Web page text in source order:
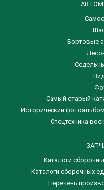
Бортовые
Самый старый
Исторический
Спецтехника
Каталоги
​Каталоги сборочных
Перечень